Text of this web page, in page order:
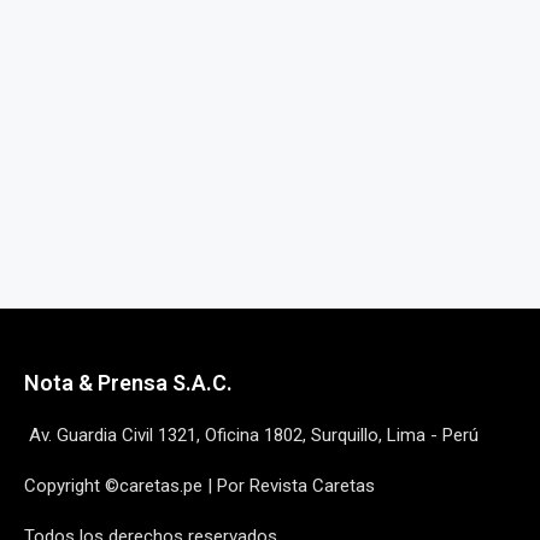
Nota & Prensa S.A.C.
Av. Guardia Civil 1321, Oficina 1802, Surquillo, Lima - Perú
Copyright ©caretas.pe | Por Revista Caretas